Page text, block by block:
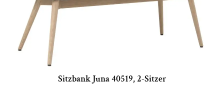
Sitzbank Juna 40519, 2-Sitzer